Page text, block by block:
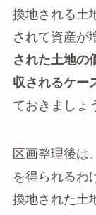
換地される土
されて資産が
された土地の
収されるケー
ておきましょ
区画整理後は
を得られるわ
換地された土